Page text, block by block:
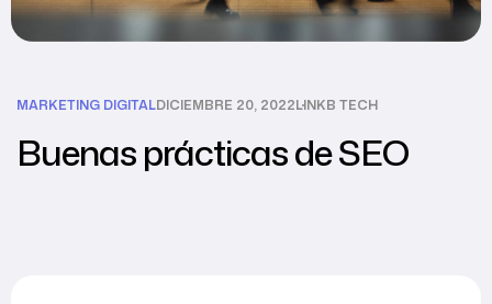
MARKETING DIGITALDICIEMBRE 20, 2022LINKB TECH
Buenas prácticas de SEO